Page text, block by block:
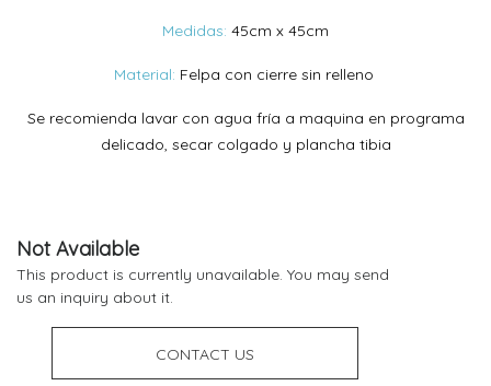
Medidas: 45cm x 45cm
Material: Felpa con cierre sin relleno
Se recomienda lavar con agua fría a maquina en programa
delicado, secar colgado y plancha tibia
Not Available
This product is currently unavailable. You may send
us an inquiry about it.
CONTACT US